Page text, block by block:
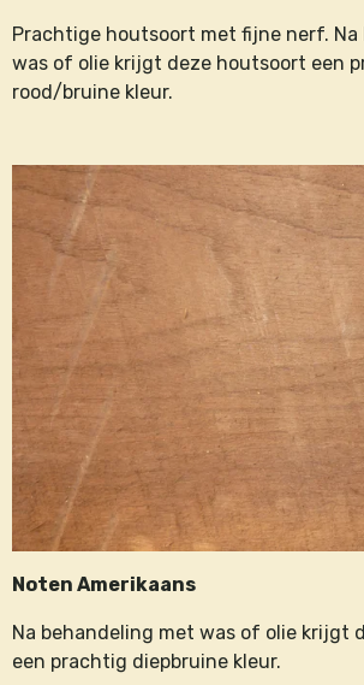
Prachtige houtsoort met fijne nerf.
was of olie krijgt deze houtsoort een
rood/bruine kleur.
Noten Amerikaans
Na behandeling met was of olie krijgt
een prachtig diepbruine kleur.